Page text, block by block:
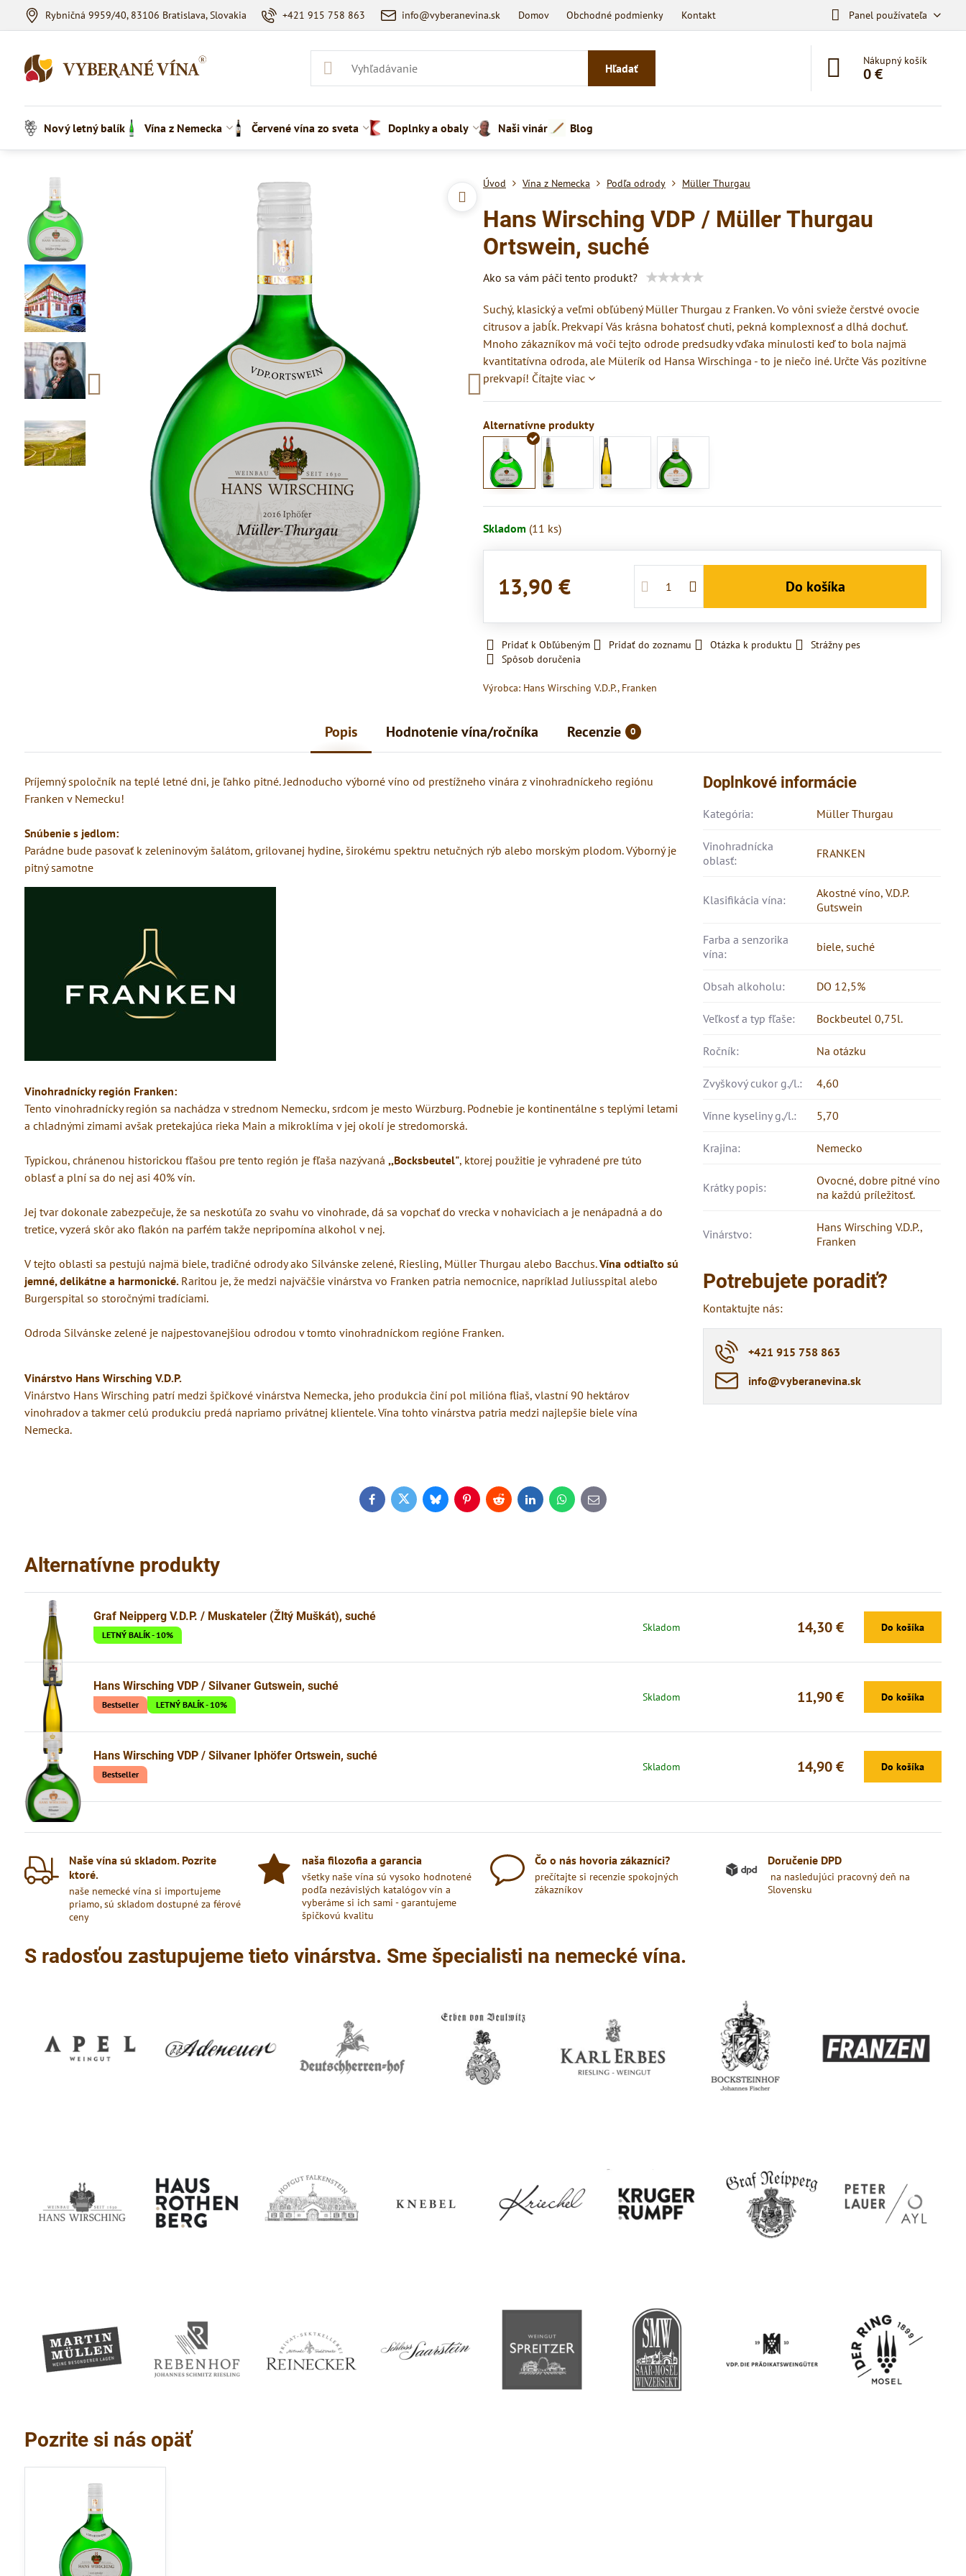
Rybničná 9959/40, 83106 Bratislava, Slovakia +421 915 758 863 info@vyberanevina.sk Domov Obchodné podmienky Kontakt Panel používateľa
Hľadať
Nákupný košík
0 €
Nový letný balík Vína z Nemecka Červené vína zo sveta Doplnky a obaly Naši vinári Blog
Úvod Vína z Nemecka Podľa odrody Müller Thurgau
Hans Wirsching VDP / Müller Thurgau
Ortswein, suché
Ako sa vám páči tento produkt?
Suchý, klasický a veľmi obľúbený Müller Thurgau z Franken. Vo vôni svieže čerstvé ovocie
citrusov a jabĺk. Prekvapí Vás krásna bohatosť chuti, pekná komplexnosť a dlhá dochuť.
Mnoho zákazníkov má voči tejto odrode predsudky vďaka minulosti keď to bola najmä
kvantitatívna odroda, ale Mülerík od Hansa Wirschinga - to je niečo iné. Určte Vás pozitívne
prekvapí! Čítajte viac
Skladom (11 ks)
13,90 € Do košíka
Pridať k Obľúbeným Pridať do zoznamu Otázka k produktu
Strážny pes
Spôsob doručenia
Výrobca: Hans Wirsching V.D.P., Franken
Popis Hodnotenie vína/ročníka Recenzie 0
Príjemný spoločník na teplé letné dni, je ľahko pitné. Jednoducho výborné víno od prestížneho vinára z vinohradníckeho regiónu
Franken v Nemecku!
Snúbenie s jedlom:
Parádne bude pasovať k zeleninovým šalátom, grilovanej hydine, širokému spektru netučných rýb alebo morským plodom. Výborný je
pitný samotne
Vinohradnícky región Franken:
Tento vinohradnícky región sa nachádza v strednom Nemecku, srdcom je mesto Würzburg. Podnebie je kontinentálne s teplými letami
a chladnými zimami avšak pretekajúca rieka Main a mikroklíma v jej okolí je stredomorská.
Typickou, chránenou historickou fľašou pre tento región je fľaša nazývaná ,,Bocksbeutel", ktorej použitie je vyhradené pre túto
oblasť a plní sa do nej asi 40% vín.
Jej tvar dokonale zabezpečuje, že sa neskotúľa zo svahu vo vinohrade, dá sa vopchať do vrecka v nohaviciach a je nenápadná a do
tretice, vyzerá skôr ako flakón na parfém takže nepripomína alkohol v nej.
V tejto oblasti sa pestujú najmä biele, tradičné odrody ako Silvánske zelené, Riesling, Müller Thurgau alebo Bacchus.Vína odtiaľto sú
jemné, delikátne a harmonické. Raritou je, že medzi najväčšie vinárstva vo Franken patria nemocnice, napríklad Juliusspital alebo
Burgerspital so storočnými tradíciami.
Odroda Silvánske zelené je najpestovanejšiou odrodou v tomto vinohradníckom regióne Franken.
Vinárstvo Hans Wirsching V.D.P.
Vinárstvo Hans Wirsching patrí medzi špičkové vinárstva Nemecka, jeho produkcia činí pol milióna fliaš, vlastní 90 hektárov
vinohradov a takmer celú produkciu predá napriamo privátnej klientele. Vína tohto vinárstva patria medzi najlepšie biele vína
Nemecka.
Doplnkové informácie
Kategória: Müller Thurgau
Vinohradnícka
oblasť:
FRANKEN
Klasifikácia vína: Akostné víno,V.D.P.
Gutswein
Farba a senzorika
vína:
biele, suché
Obsah alkoholu: DO 12,5%
Veľkosť a typ fľaše: Bockbeutel 0,75l.
Ročník: Na otázku
Zvyškový cukor g./l.: 4,60
Vínne kyseliny g./l.: 5,70
Krajina: Nemecko
Krátky popis:
Ovocné, dobre pitné víno
na každú príležitosť.
Vinárstvo:
Hans Wirsching V.D.P.,
Franken
Potrebujete poradiť?
Kontaktujte nás:
+421 915 758 863
info​@vyberanevina​.sk
FacebookTwitterBlueskyPinterestRedditLinkedInWhatsApp
E-
mail
Alternatívne produkty
Graf Neipperg V.D.P. / Muskateler (Žltý Muškát), suché
LETNÝ BALÍK - 10%
Skladom 14,30 € Do košíka
Hans Wirsching VDP / Silvaner Gutswein, suché
Bestseller LETNÝ BALÍK - 10%
Skladom 11,90 € Do košíka
Hans Wirsching VDP / Silvaner Iphöfer Ortswein, suché
Bestseller
Skladom 14,90 € Do košíka
Naše vína sú skladom​. Pozrite
ktoré​.
naše nemecké vína si importujeme
priamo, sú skladom dostupné za férové
ceny
naša filozofia a garancia
všetky naše vína sú vysoko hodnotené
podľa nezávislých katalógov vín a
vyberáme si ich sami - garantujeme
špičkovú kvalitu
Čo o nás hovoria zákazníci?
prečítajte si recenzie spokojných
zákazníkov
Doručenie DPD
na nasledujúci pracovný deň na
Slovensku
S radosťou zastupujeme tieto vinárstva. Sme špecialisti na nemecké vína.
Pozrite si nás opäť